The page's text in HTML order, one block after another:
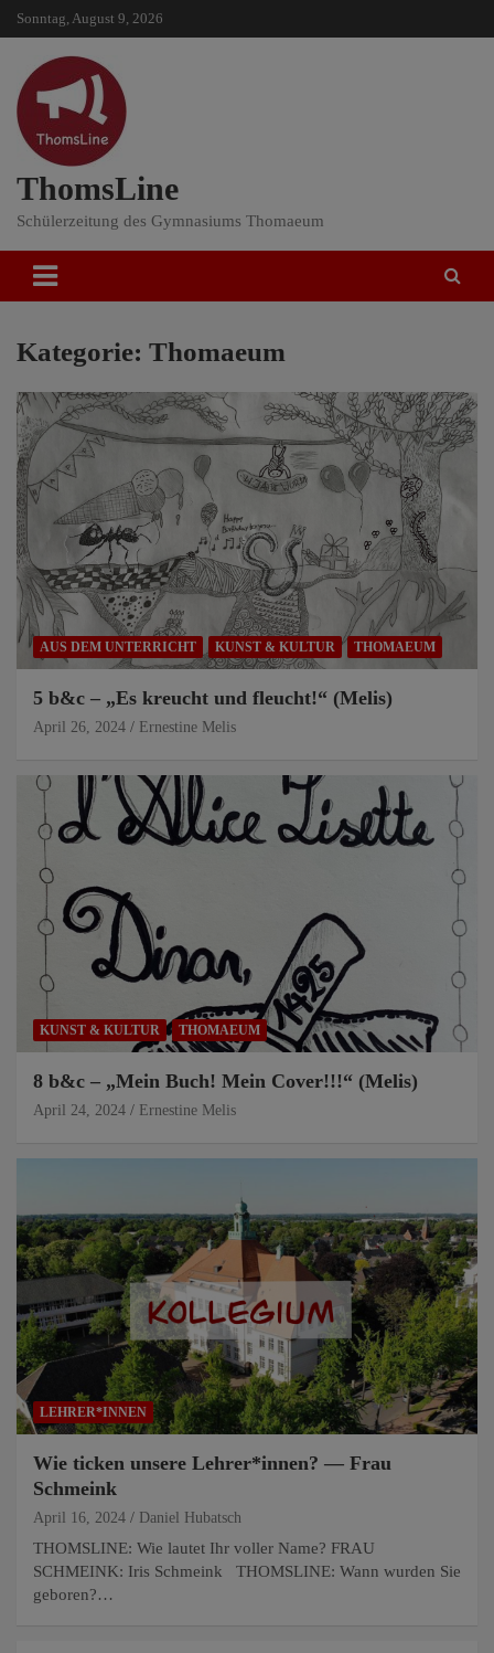
SkipSonntag, August 9, 2026
ThomsLine
Schülerzeitung des Gymnasiums Thomaeum
Kategorie: Thomaeum
AUS DEM UNTERRICHT KUNST & KULTUR THOMAEUM
5 b&c – „Es kreucht und fleucht!“ (Melis)
April 26, 2024 Ernestine Melis
KUNST & KULTUR THOMAEUM
8 b&c – „Mein Buch! Mein Cover!!!“ (Melis)
April 24, 2024 Ernestine Melis
LEHRER*INNEN
Wie ticken unsere Lehrer*innen? — Frau
Schmeink
April 16, 2024 Daniel Hubatsch
THOMSLINE: Wie lautet Ihr voller Name? FRAU
SCHMEINK: Iris Schmeink THOMSLINE: Wann wurden Sie
geboren?…